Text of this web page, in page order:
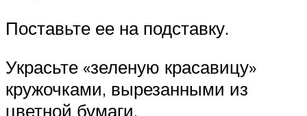
Поставьте ее на подставку.
Украсьте «зеленую красавицу»
кружочками, вырезанными из
цветной бумаги.